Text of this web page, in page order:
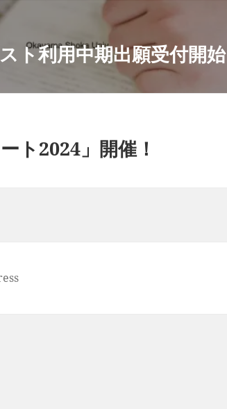
ト利用中期出願受付開始
ト2024」開催！